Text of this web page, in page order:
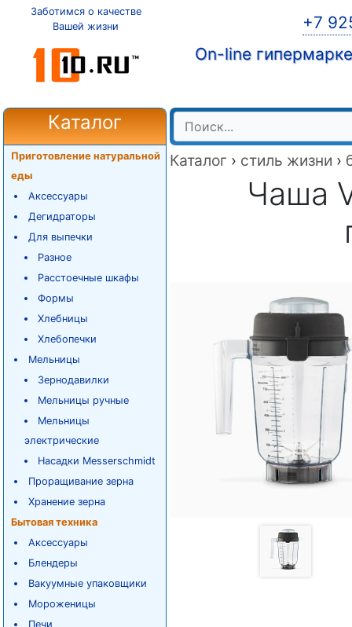
Заботимся о качестве
Вашей жизни
+7
On-line
Каталог
Приготовление натуральной
еды
Аксессуары
Дегидраторы
Для выпечки
Разное
Расстоечные шкафы
Формы
Хлебницы
Хлебопечки
Мельницы
Зернодавилки
Мельницы ручные
Мельницы
электрические
Насадки Messerschmidt
Проращивание зерна
Хранение зерна
Бытовая техника
Аксессуары
Блендеры
Вакуумные упаковщики
Мороженицы
Печи
Каталог › стиль жизни ›
Чаша